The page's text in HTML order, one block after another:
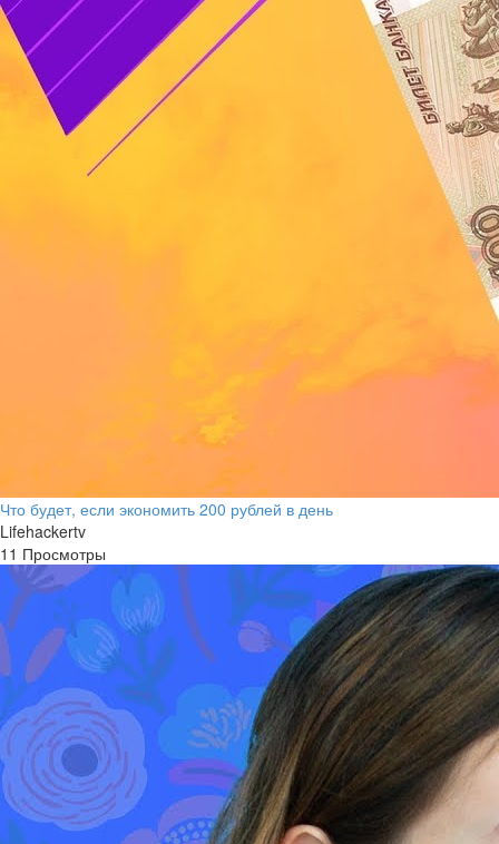
Что будет, если экономить 200 рублей в день
Lifehackertv
11 Просмотры